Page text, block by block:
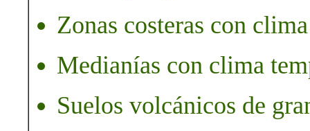
Zonas costeras con
Medianías con clima
Suelos volcánicos de